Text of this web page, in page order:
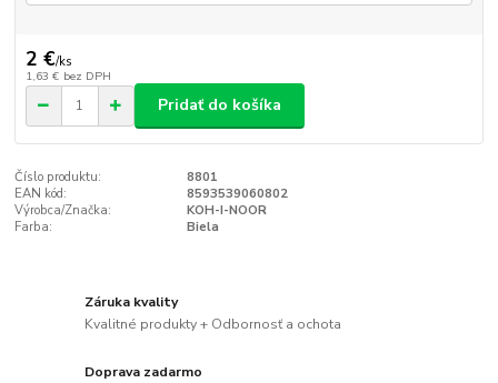
2 €/ks
1,63 € bez DPH
Pridať do košíka
Číslo produktu:
8801
EAN kód:
8593539060802
Výrobca/Značka:
KOH-I-NOOR
Farba:
Biela
Záruka kvality
Kvalitné produkty + Odbornosť a ochota
Doprava zadarmo